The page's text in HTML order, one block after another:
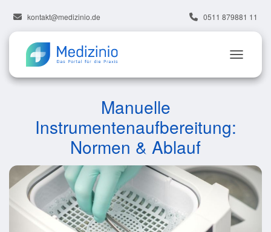
kontakt@medizinio.de 0511 879881 11
Manuelle
Instrumentenaufbereitung:
Normen & Ablauf